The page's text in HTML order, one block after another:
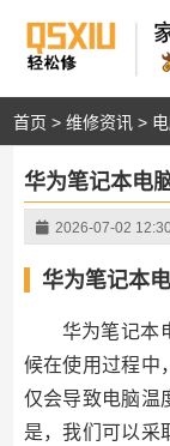
首页 >维修资讯 >
华为笔记本电
2026-07-02
华为笔记本
华为笔记本
候在使用过程中
仅会导致电脑温
是，我们可以采